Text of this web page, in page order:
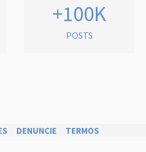
+100K
POSTS
DENUNCIE TERMOS